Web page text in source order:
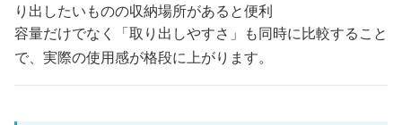
り出したいものの収納場所があると便利
容量だけでなく「取り出しやすさ」も同時に比較すること
で、実際の使用感が格段に上がります。